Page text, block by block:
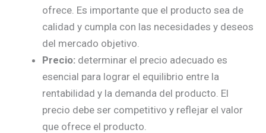
ofrece. Es importante que el producto sea de
calidad y cumpla con las necesidades y deseos
del mercado objetivo.
Precio: determinar el precio adecuado es
esencial para lograr el equilibrio entre la
rentabilidad y la demanda del producto. El
precio debe ser competitivo y reflejar el valor
que ofrece el producto.